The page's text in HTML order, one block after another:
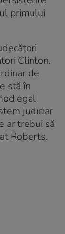
primului
Clinton.
de
stă în
egal
judiciar
ar trebui să
Roberts.